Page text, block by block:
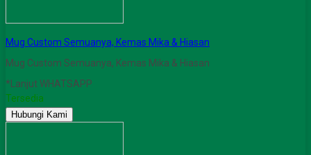
Mug Custom Semuanya, Kemas Mika & Hiasan
Mug Custom Semuanya, Kemas Mika & Hiasan
*Lanjut WHATSAPP
Tersedia
Hubungi Kami